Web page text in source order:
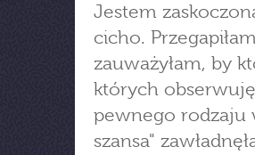
Jestem
cicho.
zauważyłam, by
których
pewnego rodzaju
szansa"